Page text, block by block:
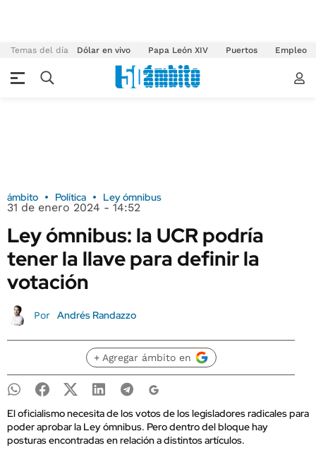
Temas del día Dólar en vivo Papa León XIV Puertos Empleo
ámbito Política Ley ómnibus
31 de enero 2024 - 14:52
Ley ómnibus: la UCR podría
tener la llave para definir la
votación
Por Andrés Randazzo
+ Agregar ámbito en
El oficialismo necesita de los votos de los legisladores radicales para
poder aprobar la Ley ómnibus. Pero dentro del bloque hay
posturas encontradas en relación a distintos artículos.